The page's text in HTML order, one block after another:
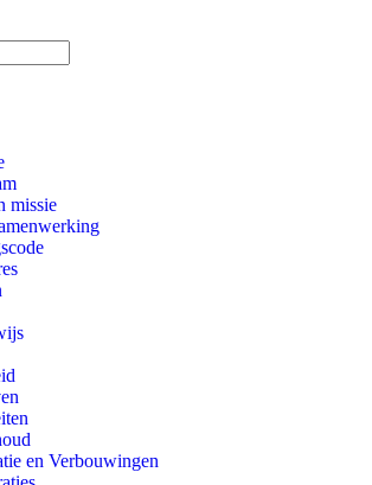
missie
en Verbouwingen